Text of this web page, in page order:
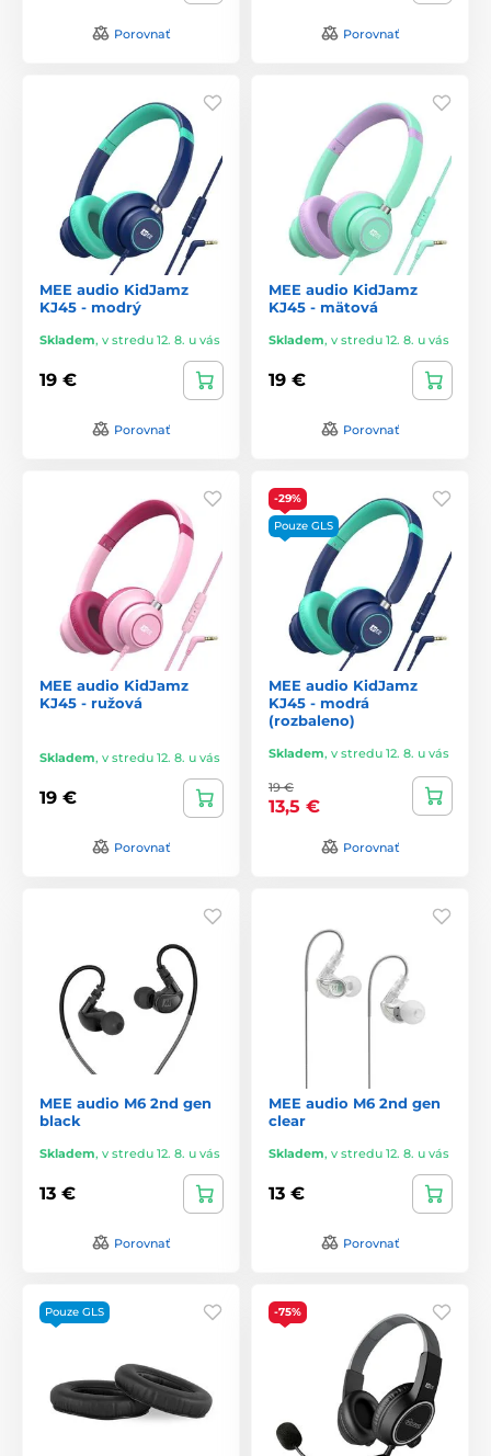
Porovnať Porovnať
MEE audio KidJamz
KJ45 - modrý
Skladem, v stredu 12. 8. u vás
19 €
Porovnať
MEE audio KidJamz
KJ45 - mätová
Skladem, v stredu 12. 8. u vás
19 €
Porovnať
MEE audio KidJamz
KJ45 - ružová
Skladem, v stredu 12. 8. u vás
19 €
Porovnať
-29%
Pouze GLS
MEE audio KidJamz
KJ45 - modrá
(rozbaleno)
Skladem, v stredu 12. 8. u vás
19 €
13,5 €
Porovnať
MEE audio M6 2nd gen
black
Skladem, v stredu 12. 8. u vás
13 €
Porovnať
MEE audio M6 2nd gen
clear
Skladem, v stredu 12. 8. u vás
13 €
Porovnať
Pouze GLS -75%